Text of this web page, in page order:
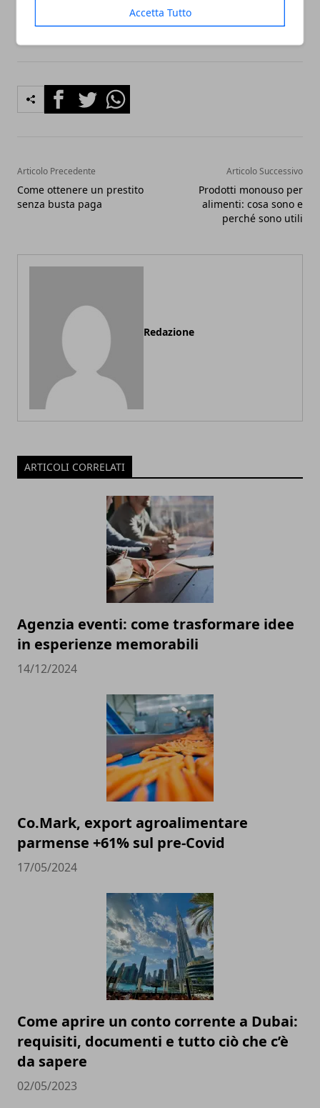
Accetta Tutto
FacebookTwitterWhatsapp
Articolo Precedente
Come ottenere un prestito
senza busta paga
Articolo Successivo
Prodotti monouso per
alimenti: cosa sono e
perché sono utili
Redazione
ARTICOLI CORRELATI
Agenzia eventi: come trasformare idee
in esperienze memorabili
14/12/2024
Co.Mark, export agroalimentare
parmense +61% sul pre-Covid
17/05/2024
Come aprire un conto corrente a Dubai:
requisiti, documenti e tutto ciò che c’è
da sapere
02/05/2023